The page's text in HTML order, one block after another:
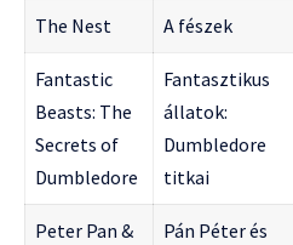
The Nest A fészek
Fantastic
Beasts: The
Secrets of
Dumbledore
Fantasztikus
állatok:
Dumbledore
titkai
Peter Pan &
Pán Péter és